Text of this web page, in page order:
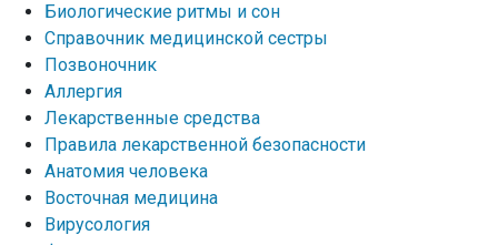
Биологические ритмы и сон
Справочник медицинской сестры
Позвоночник
Аллергия
Лекарственные средства
Правила лекарственной безопасности
Aнатомия человека
Восточная медицина
Вирусология